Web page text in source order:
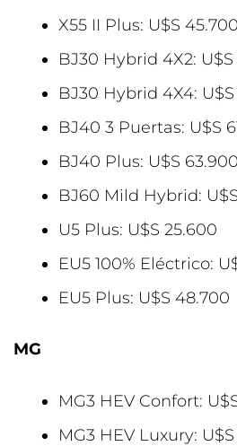
X55 II Plus: U$S 45.700
BJ30 Hybrid 4X2: U$S
BJ30 Hybrid 4X4:
BJ40 3 Puertas: U$S
BJ40 Plus: U$S 63.900
BJ60 Mild Hybrid:
U5 Plus: U$S 25.600
EU5 100% Eléctrico:
EU5 Plus: U$S 48.700
MG
MG3 HEV Confort:
MG3 HEV Luxury: